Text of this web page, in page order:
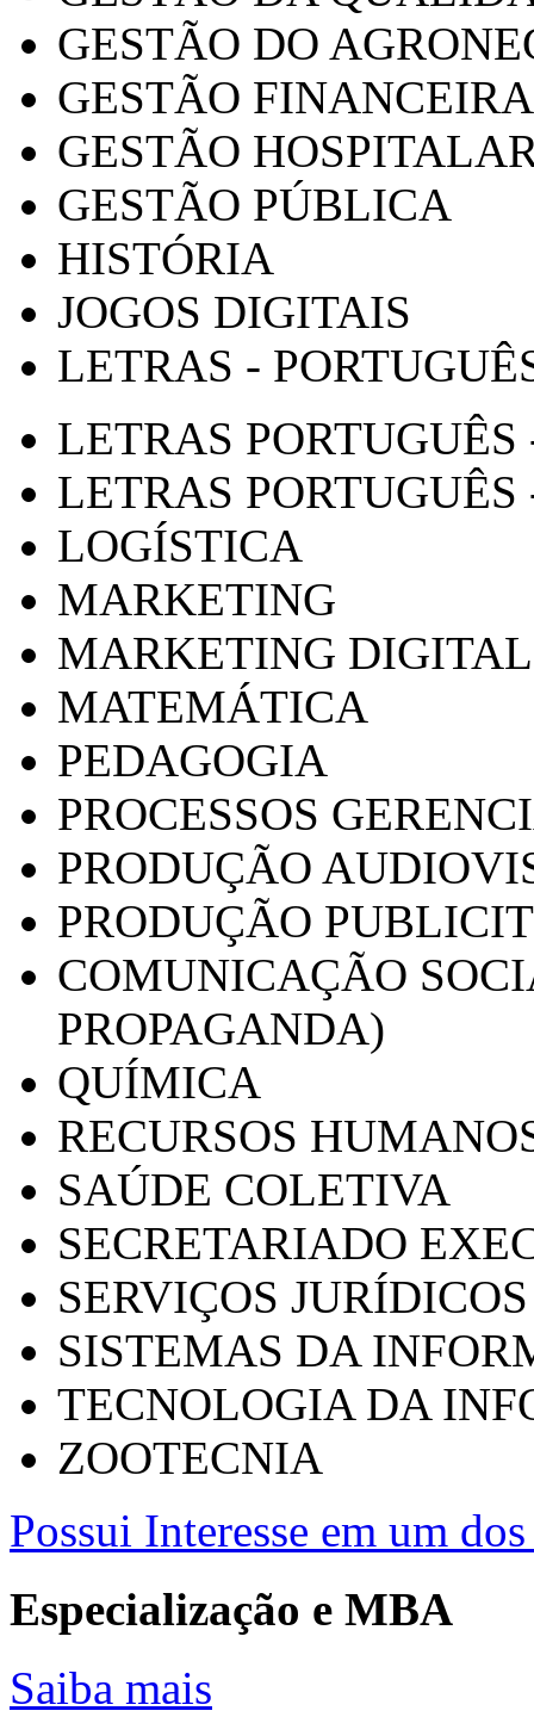
GESTÃO DO
GESTÃO FINANCEIRA
GESTÃO
GESTÃO PÚBLICA
HISTÓRIA
JOGOS DIGITAIS
LETRAS -
LETRAS
LETRAS PORTUGUÊS
LOGÍSTICA
MARKETING
MARKETING DIGITAL
MATEMÁTICA
PEDAGOGIA
PROCESSOS
PRODUÇÃO
PRODUÇÃO
COMUNICAÇÃO
PROPAGANDA)
QUÍMICA
RECURSOS
SAÚDE COLETIVA
SECRETARIADO
SERVIÇOS
SISTEMAS DA
TECNOLOGIA DA
ZOOTECNIA
Possui Interesse em um
Especialização e MBA
Saiba mais